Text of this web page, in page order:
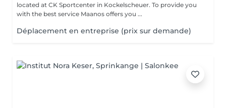
located at CK Sportcenter in Kockelscheuer. To provide you
with the best service Maanos offers you ...
Déplacement en entreprise (prix sur demande)